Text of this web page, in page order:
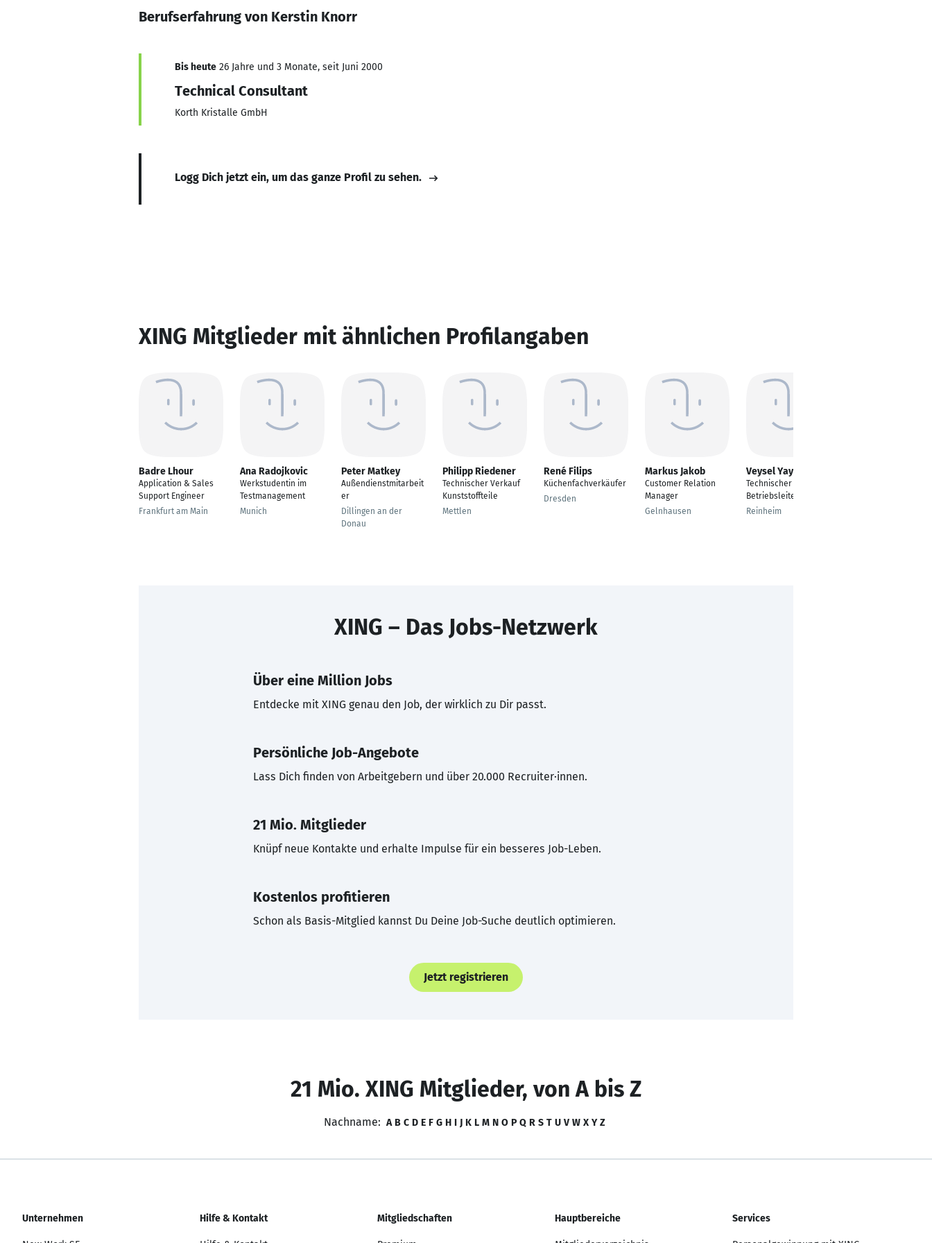
Berufserfahrung von Kerstin Knorr
Bis heute 26 Jahre und 3 Monate, seit Juni 2000
Technical Consultant
Korth Kristalle GmbH
Logg Dich jetzt ein, um das ganze Profil zu sehen.
XING Mitglieder mit ähnlichen Profilangaben
Badre Lhour
Application & Sales
Support Engineer
Frankfurt am Main
Ana Radojkovic
Werkstudentin im
Testmanagement
Munich
Peter Matkey
Außendienstmitarbeit
er
Dillingen an der
Donau
Philipp Riedener
Technischer Verkauf
Kunststoffteile
Mettlen
René Filips
Küchenfachverkäufer
Dresden
Markus Jakob
Customer Relation
Manager
Gelnhausen
Veysel Yaylali
Technischer
Betriebsleiter
Reinheim
XING – Das Jobs-Netzwerk
Über eine Million Jobs
Entdecke mit XING genau den Job, der wirklich zu Dir passt.
Persönliche Job-Angebote
Lass Dich finden von Arbeitgebern und über 20.000 Recruiter·innen.
21 Mio. Mitglieder
Knüpf neue Kontakte und erhalte Impulse für ein besseres Job-Leben.
Kostenlos profitieren
Schon als Basis-Mitglied kannst Du Deine Job-Suche deutlich optimieren.
Jetzt registrieren
21 Mio. XING Mitglieder, von A bis Z
Nachname: A B C D E F G H I J K L M N O P Q R S T U V W X Y Z
Unternehmen Hilfe & Kontakt Mitgliedschaften Hauptbereiche Services